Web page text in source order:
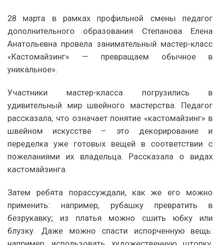
28 марта в рамках профильной смены педагог
дополнительного образования Степанова Елена
Анатольевна провела занимательный мастер-класс
«Кастомайзинг» — превращаем обычное в
уникальное».
Участники мастер-класса погрузились в
удивительный мир швейного мастерства. Педагог
рассказала, что означает понятие «кастомайзинг» в
швейном искусстве – это декорирование и
переделка уже готовых вещей в соответствии с
пожеланиями их владельца. Рассказала о видах
кастомайзинга.
Затем ребята порассуждали, как же его можно
применить: например, рубашку превратить в
безрукавку; из платья можно сшить юбку или
блузку. Даже можно спасти испорченную вещь: